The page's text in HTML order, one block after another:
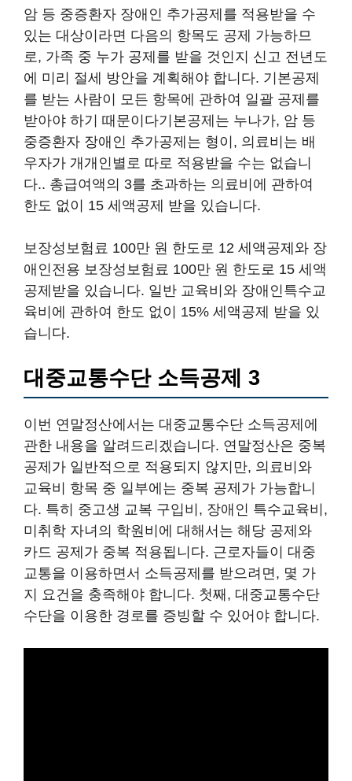
암 등 중증환자 장애인 추가공제를 적용받을 수
있는 대상이라면 다음의 항목도 공제 가능하므
로, 가족 중 누가 공제를 받을 것인지 신고 전년도
에 미리 절세 방안을 계획해야 합니다. 기본공제
를 받는 사람이 모든 항목에 관하여 일괄 공제를
받아야 하기 때문이다기본공제는 누나가, 암 등
중증환자 장애인 추가공제는 형이, 의료비는 배
우자가 개개인별로 따로 적용받을 수는 없습니
다.. 총급여액의 3를 초과하는 의료비에 관하여
한도 없이 15 세액공제 받을 있습니다.
보장성보험료 100만 원 한도로 12 세액공제와 장
애인전용 보장성보험료 100만 원 한도로 15 세액
공제받을 있습니다. 일반 교육비와 장애인특수교
육비에 관하여 한도 없이 15% 세액공제 받을 있
습니다.
대중교통수단 소득공제 3
이번 연말정산에서는 대중교통수단 소득공제에
관한 내용을 알려드리겠습니다. 연말정산은 중복
공제가 일반적으로 적용되지 않지만, 의료비와
교육비 항목 중 일부에는 중복 공제가 가능합니
다. 특히 중고생 교복 구입비, 장애인 특수교육비,
미취학 자녀의 학원비에 대해서는 해당 공제와
카드 공제가 중복 적용됩니다. 근로자들이 대중
교통을 이용하면서 소득공제를 받으려면, 몇 가
지 요건을 충족해야 합니다. 첫째, 대중교통수단
수단을 이용한 경로를 증빙할 수 있어야 합니다.